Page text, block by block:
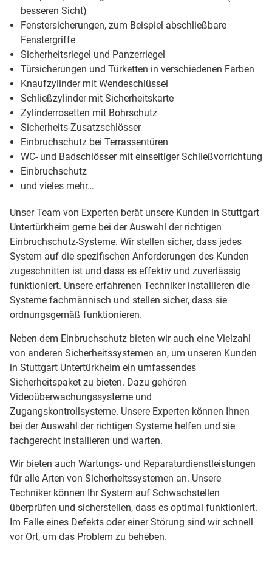
besseren Sicht)
Fenstersicherungen, zum Beispiel abschließbare
Fenstergriffe
Sicherheitsriegel und Panzerriegel
Türsicherungen und Türketten in verschiedenen Farben
Knaufzylinder mit Wendeschlüssel
Schließzylinder mit Sicherheitskarte
Zylinderrosetten mit Bohrschutz
Sicherheits-Zusatzschlösser
Einbruchschutz bei Terrassentüren
WC- und Badschlösser mit einseitiger Schließvorrichtung
Einbruchschutz
und vieles mehr…
Unser Team von Experten berät unsere Kunden in Stuttgart
Untertürkheim gerne bei der Auswahl der richtigen
Einbruchschutz-Systeme. Wir stellen sicher, dass jedes
System auf die spezifischen Anforderungen des Kunden
zugeschnitten ist und dass es effektiv und zuverlässig
funktioniert. Unsere erfahrenen Techniker installieren die
Systeme fachmännisch und stellen sicher, dass sie
ordnungsgemäß funktionieren.
Neben dem Einbruchschutz bieten wir auch eine Vielzahl
von anderen Sicherheitssystemen an, um unseren Kunden
in Stuttgart Untertürkheim ein umfassendes
Sicherheitspaket zu bieten. Dazu gehören
Videoüberwachungssysteme und
Zugangskontrollsysteme. Unsere Experten können Ihnen
bei der Auswahl der richtigen Systeme helfen und sie
fachgerecht installieren und warten.
Wir bieten auch Wartungs- und Reparaturdienstleistungen
für alle Arten von Sicherheitssystemen an. Unsere
Techniker können Ihr System auf Schwachstellen
überprüfen und sicherstellen, dass es optimal funktioniert.
Im Falle eines Defekts oder einer Störung sind wir schnell
vor Ort, um das Problem zu beheben.